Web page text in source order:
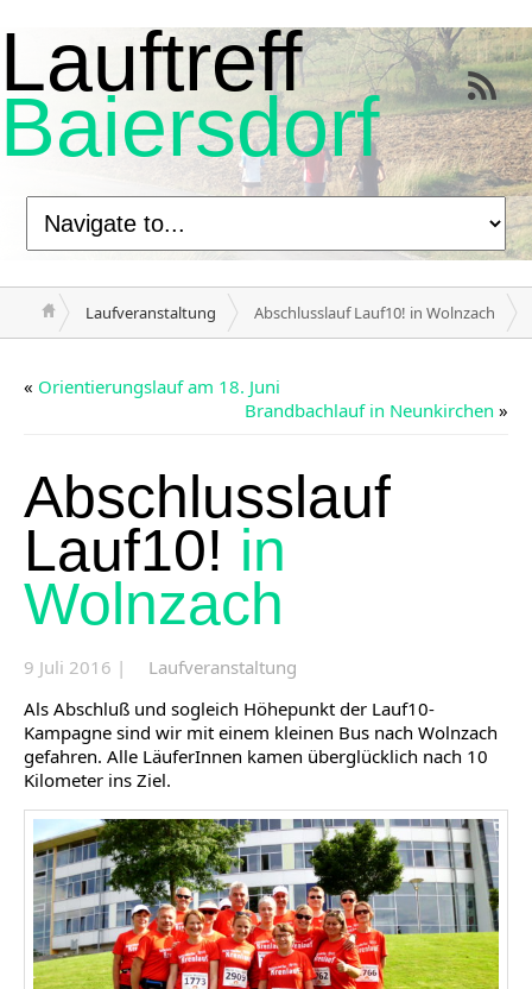
Lauftreff
Baiersdorf
Laufveranstaltung Abschlusslauf Lauf10! in Wolnzach
« Orientierungslauf am 18. Juni
Brandbachlauf in Neunkirchen »
Abschlusslauf
Lauf10! in
Wolnzach
9 Juli 2016 |
Laufveranstaltung
Als Abschluß und sogleich Höhepunkt der Lauf10-
Kampagne sind wir mit einem kleinen Bus nach Wolnzach
gefahren. Alle LäuferInnen kamen überglücklich nach 10
Kilometer ins Ziel.